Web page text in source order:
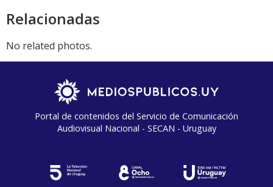
Relacionadas
No related photos.
Portal de contenidos del Servicio de Comunicación
Audiovisual Nacional - SECAN - Uruguay